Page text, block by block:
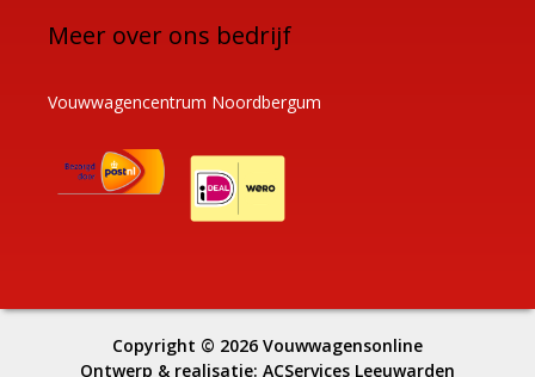
Meer over ons bedrijf
Vouwwagencentrum Noordbergum
Copyright © 2026 Vouwwagensonline
Ontwerp & realisatie: ACServices Leeuwarden